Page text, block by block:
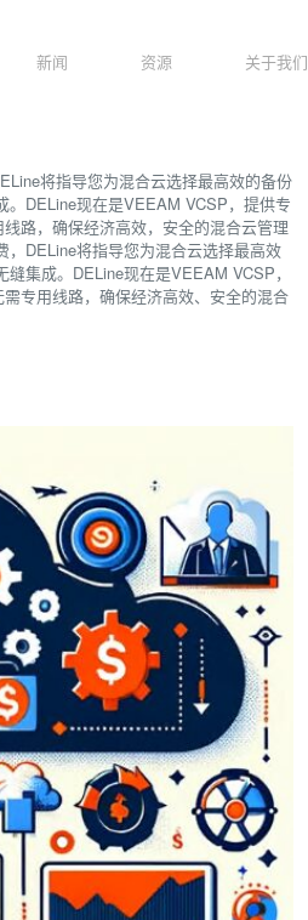
新闻 资源 关于我们
将指导您为混合云选择最高效的备份
DELine现在是VEEAM VCSP，提供专
路，确保经济高效，安全的混合云管理
DELine将指导您为混合云选择最高效
集成。DELine现在是VEEAM VCSP，
专用线路，确保经济高效、安全的混合